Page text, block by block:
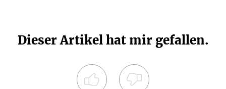
Dieser Artikel hat mir gefallen.